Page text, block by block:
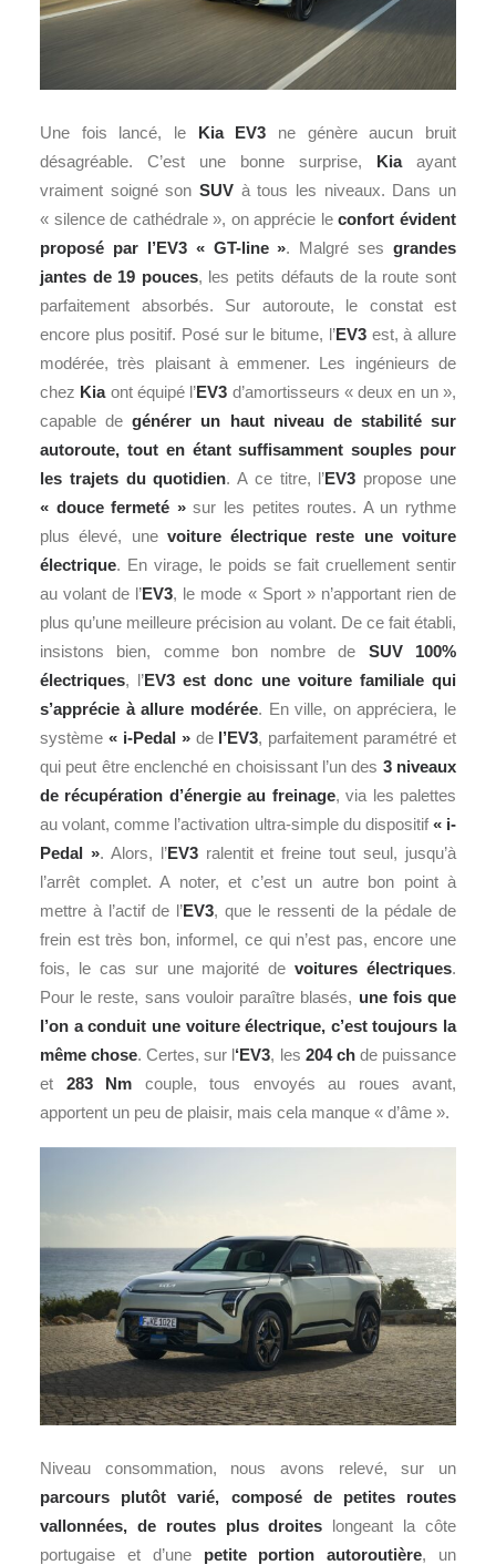
Une fois lancé, le Kia EV3 ne génère aucun bruit
désagréable. C’est une bonne surprise, Kiaayant
vraiment soigné son SUV à tous les niveaux. Dans un
« silence de cathédrale », on apprécie leconfort évident
proposé par l’EV3 « GT-line ». Malgré ses grandes
jantes de 19 pouces, les petits défauts de la route sont
parfaitement absorbés. Sur autoroute, le constat est
encore plus positif. Posé sur le bitume, l’EV3est, à allure
modérée, très plaisant à emmener. Les ingénieurs de
chez Kiaont équipé l’EV3 d’amortisseurs « deux en un »,
capable degénérer un haut niveau de stabilité sur
autoroute, tout en étant suffisamment souples pour
les trajets duquotidien. A ce titre, l’EV3 propose une
« douce fermeté »sur les petites routes. A un rythme
plus élevé, une voiture électrique reste une voiture
électrique. En virage, le poids se fait cruellement sentir
au volant de l’EV3, le mode « Sport » n’apportant rien de
plus qu’une meilleure précision au volant. De ce fait établi,
insistons bien, comme bon nombre de SUV 100%
électriques, l’EV3 est donc une voiture familiale qui
s’apprécie à allure modérée. En ville, on appréciera, le
système « i-Pedal »de l’EV3, parfaitement paramétré et
qui peut être enclenché en choisissant l’un des 3 niveaux
de récupération d’énergie au freinage, via les palettes
au volant, comme l’activation ultra-simple du dispositif« i-
Pedal ». Alors, l’EV3ralentit et freine tout seul, jusqu’à
l’arrêt complet. A noter, et c’est un autre bon point à
mettre à l’actif de l’EV3, que le ressenti de la pédale de
frein est très bon, informel, ce qui n’est pas, encore une
fois, le cas sur une majorité devoitures électriques.
Pour le reste, sans vouloir paraître blasés, une fois que
l’on a conduit une voiture électrique, c’est toujours la
même chose. Certes, sur l‘EV3, les 204 chde puissance
et 283 Nm couple, tous envoyés au roues avant,
apportent un peu de plaisir, mais cela manque « d’âme ».
Niveau consommation, nous avons relevé, sur un
parcours plutôt varié, composé de petites routes
vallonnées, de routes plus droites longeant la côte
portugaise et d’une petite portion autoroutière, un